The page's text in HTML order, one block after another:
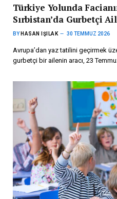
Türkiye Yolunda
Sırbistan’da Gurbetçi
BY HASAN IŞILAK 30 TEMMUZ 2026
Avrupa’dan yaz tatilini geçirmek
gurbetçi bir ailenin aracı, 23